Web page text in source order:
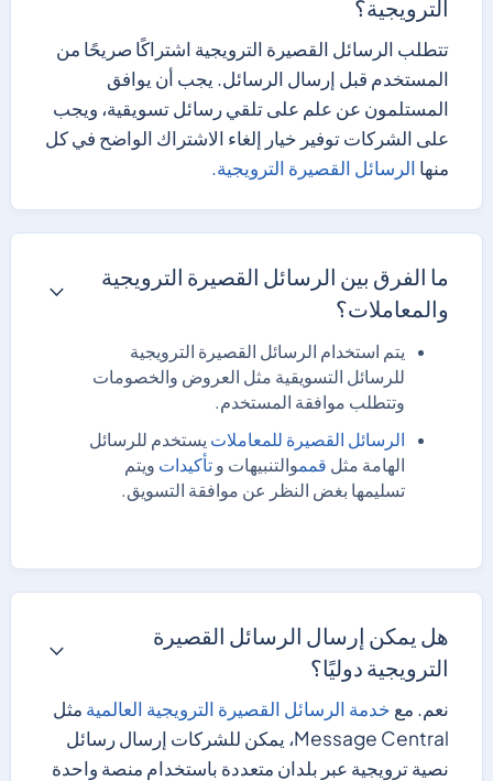
الترويجية؟
تتطلب الرسائل القصيرة الترويجية اشتراكًا صريحًا من
المستخدم قبل إرسال الرسائل. يجب أن يوافق
المستلمون عن علم على تلقي رسائل تسويقية، ويجب
على الشركات توفير خيار إلغاء الاشتراك الواضح في كل
منها الرسائل القصيرة الترويجية.
ما الفرق بين الرسائل القصيرة الترويجية
والمعاملات؟
يتم استخدام الرسائل القصيرة الترويجية
للرسائل التسويقية مثل العروض والخصومات
وتتطلب موافقة المستخدم.
الرسائل القصيرة للمعاملات يستخدم للرسائل
الهامة مثل قمموالتنبيهات و تأكيدات ويتم
تسليمها بغض النظر عن موافقة التسويق.
هل يمكن إرسال الرسائل القصيرة
الترويجية دوليًا؟
نعم. مع خدمة الرسائل القصيرة الترويجية العالمية مثل
Message Central، يمكن للشركات إرسال رسائل
نصية ترويجية عبر بلدان متعددة باستخدام منصة واحدة